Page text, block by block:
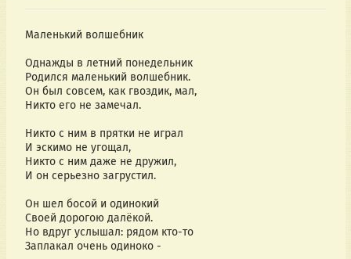
Маленький волшебник
Однажды в летний понедельник
Родился маленький волшебник.
Он был совсем, как гвоздик, мал,
Никто его не замечал.
Никто с ним в прятки не играл
И эскимо не угощал,
Никто с ним даже не дружил,
И он серьезно загрустил.
Он шел босой и одинокий
Своей дорогою далёкой.
Но вдруг услышал: рядом кто-то
Заплакал очень одиноко -